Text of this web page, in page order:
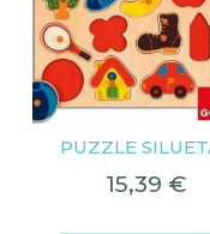
PUZZLE
15,39 €